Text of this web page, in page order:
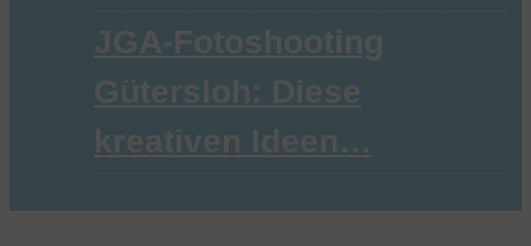
JGA-Fotoshooting
Gütersloh: Diese
kreativen Ideen…